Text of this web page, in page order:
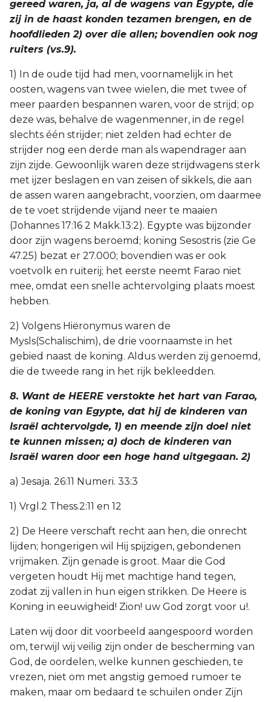
gereed waren, ja, al de wagens van Egypte, die
zij in de haast konden tezamen brengen, en de
hoofdlieden 2) over die allen; bovendien ook nog
ruiters (vs.9).
1) In de oude tijd had men, voornamelijk in het
oosten, wagens van twee wielen, die met twee of
meer paarden bespannen waren, voor de strijd; op
deze was, behalve de wagenmenner, in de regel
slechts één strijder; niet zelden had echter de
strijder nog een derde man als wapendrager aan
zijn zijde. Gewoonlijk waren deze strijdwagens sterk
met ijzer beslagen en van zeisen of sikkels, die aan
de assen waren aangebracht, voorzien, om daarmee
de te voet strijdende vijand neer te maaien
(Johannes 17:16 2 Makk.13:2). Egypte was bijzonder
door zijn wagens beroemd; koning Sesostris (zie Ge
47.25) bezat er 27.000; bovendien was er ook
voetvolk en ruiterij; het eerste neemt Farao niet
mee, omdat een snelle achtervolging plaats moest
hebben.
2) Volgens Hiëronymus waren de
Mysls(Schalischim), de drie voornaamste in het
gebied naast de koning. Aldus werden zij genoemd,
die de tweede rang in het rijk bekleedden.
8. Want de HEERE verstokte het hart van Farao,
de koning van Egypte, dat hij de kinderen van
Israël achtervolgde, 1) en meende zijn doel niet
te kunnen missen; a) doch de kinderen van
Israël waren door een hoge hand uitgegaan. 2)
a) Jesaja. 26:11 Numeri. 33:3
1) Vrgl.2 Thess.2:11 en 12
2) De Heere verschaft recht aan hen, die onrecht
lijden; hongerigen wil Hij spijzigen, gebondenen
vrijmaken. Zijn genade is groot. Maar die God
vergeten houdt Hij met machtige hand tegen,
zodat zij vallen in hun eigen strikken. De Heere is
Koning in eeuwigheid! Zion! uw God zorgt voor u!.
Laten wij door dit voorbeeld aangespoord worden
om, terwijl wij veilig zijn onder de bescherming van
God, de oordelen, welke kunnen geschieden, te
vrezen, niet om met angstig gemoed rumoer te
maken, maar om bedaard te schuilen onder Zijn